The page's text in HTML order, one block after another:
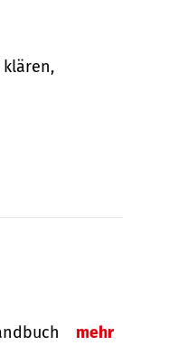
klären,
mehr